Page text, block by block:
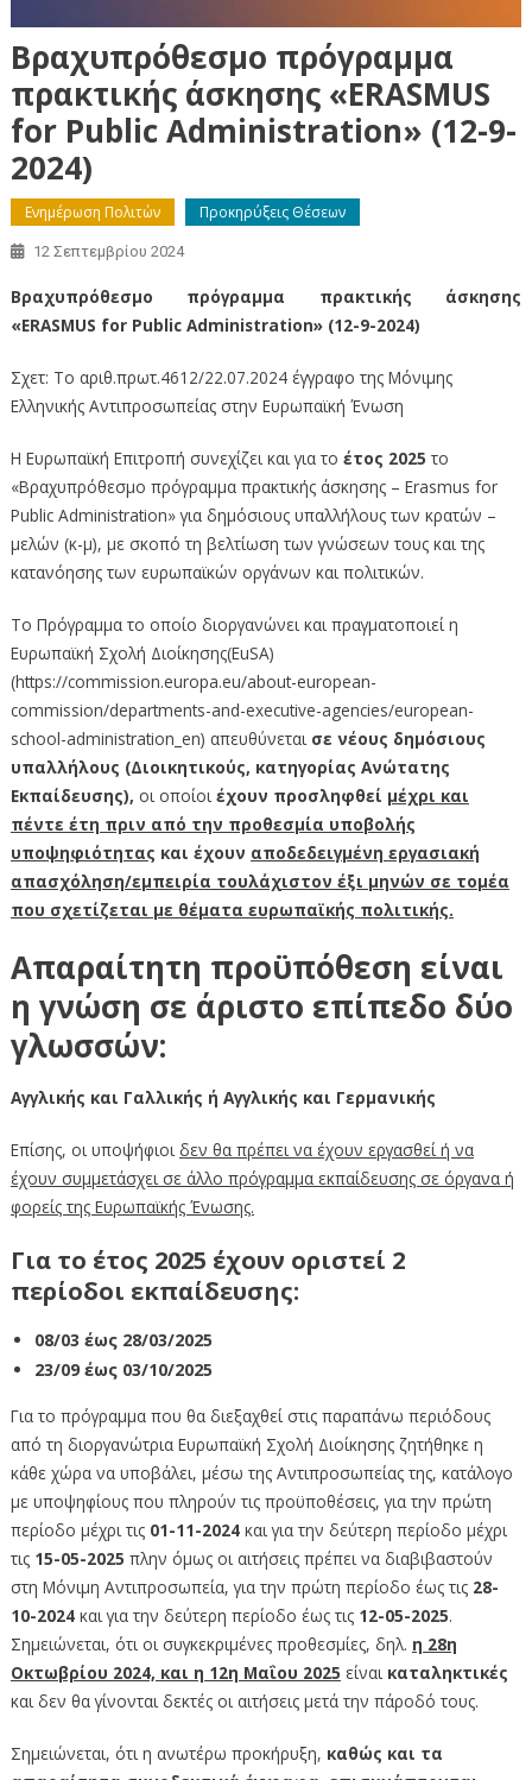
Βραχυπρόθεσμο πρόγραμμα
πρακτικής άσκησης «ERASMUS
for Public Administration» (12-9-
2024)
Ενημέρωση Πολιτών Προκηρύξεις Θέσεων
12 Σεπτεμβρίου 2024
Βραχυπρόθεσμο πρόγραμμα πρακτικής άσκησης
«ERASMUS for Public Administration» (12-9-2024)
Σχετ: Το αριθ.πρωτ.4612/22.07.2024 έγγραφο της Μόνιμης
Ελληνικής Αντιπροσωπείας στην Ευρωπαϊκή Ένωση
Η Ευρωπαϊκή Επιτροπή συνεχίζει και για το έτος 2025 το
«Βραχυπρόθεσμο πρόγραμμα πρακτικής άσκησης – Erasmus for
Public Administration» για δημόσιους υπαλλήλους των κρατών –
μελών (κ-μ), με σκοπό τη βελτίωση των γνώσεων τους και της
κατανόησης των ευρωπαϊκών οργάνων και πολιτικών.
Το Πρόγραμμα το οποίο διοργανώνει και πραγματοποιεί η
Ευρωπαϊκή Σχολή Διοίκησης(EuSA)
(https://commission.europa.eu/about-european-
commission/departments-and-executive-agencies/european-
school-administration_en) απευθύνεται σε νέους δημόσιους
υπαλλήλους (Διοικητικούς, κατηγορίας Ανώτατης
Εκπαίδευσης), οι οποίοι έχουν προσληφθεί μέχρι και
πέντε έτη πριν από την προθεσμία υποβολής
υποψηφιότητας και έχουν αποδεδειγμένη εργασιακή
απασχόληση/εμπειρία τουλάχιστον έξι μηνών σε τομέα
που σχετίζεται με θέματα ευρωπαϊκής πολιτικής.
Απαραίτητη προϋπόθεση είναι
η γνώση σε άριστο επίπεδο δύο
γλωσσών:
Αγγλικής και Γαλλικής ή Αγγλικής και Γερμανικής
Επίσης, οι υποψήφιοι δεν θα πρέπει να έχουν εργασθεί ή να
έχουν συμμετάσχει σε άλλο πρόγραμμα εκπαίδευσης σε όργανα ή
φορείς της Ευρωπαϊκής Ένωσης.
Για το έτος 2025 έχουν οριστεί 2
περίοδοι εκπαίδευσης:
08/03 έως 28/03/2025
23/09 έως 03/10/2025
Για το πρόγραμμα που θα διεξαχθεί στις παραπάνω περιόδους
από τη διοργανώτρια Ευρωπαϊκή Σχολή Διοίκησης ζητήθηκε η
κάθε χώρα να υποβάλει, μέσω της Αντιπροσωπείας της, κατάλογο
με υποψηφίους που πληρούν τις προϋποθέσεις, για την πρώτη
περίοδο μέχρι τις 01-11-2024και για την δεύτερη περίοδο μέχρι
τις15-05-2025 πλην όμως οι αιτήσεις πρέπει να διαβιβαστούν
στη Μόνιμη Αντιπροσωπεία, για την πρώτη περίοδο έως τις 28-
10-2024και για την δεύτερη περίοδο έως τις 12-05-2025.
Σημειώνεται, ότι οι συγκεκριμένες προθεσμίες, δηλ. η 28η
Οκτωβρίου 2024, και η 12η Μαΐου 2025 είναι καταληκτικές
και δεν θα γίνονται δεκτές οι αιτήσεις μετά την πάροδό τους.
Σημειώνεται, ότι η ανωτέρω προκήρυξη, καθώς και τα